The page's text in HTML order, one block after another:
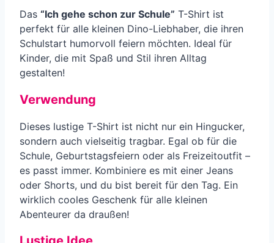
Das “Ich gehe schon zur Schule” T-Shirt ist
perfekt für alle kleinen Dino-Liebhaber, die ihren
Schulstart humorvoll feiern möchten. Ideal für
Kinder, die mit Spaß und Stil ihren Alltag
gestalten!
Verwendung
Dieses lustige T-Shirt ist nicht nur ein Hingucker,
sondern auch vielseitig tragbar. Egal ob für die
Schule, Geburtstagsfeiern oder als Freizeitoutfit –
es passt immer. Kombiniere es mit einer Jeans
oder Shorts, und du bist bereit für den Tag. Ein
wirklich cooles Geschenk für alle kleinen
Abenteurer da draußen!